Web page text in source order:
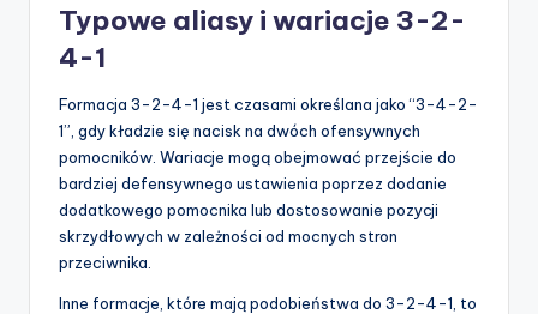
Typowe aliasy i wariacje 3-2-
4-1
Formacja 3-2-4-1 jest czasami określana jako “3-4-2-
1”, gdy kładzie się nacisk na dwóch ofensywnych
pomocników. Wariacje mogą obejmować przejście do
bardziej defensywnego ustawienia poprzez dodanie
dodatkowego pomocnika lub dostosowanie pozycji
skrzydłowych w zależności od mocnych stron
przeciwnika.
Inne formacje, które mają podobieństwa do 3-2-4-1, to